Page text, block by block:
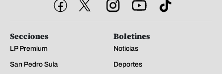
Secciones
LP Premium
San Pedro Sula
Boletines
Noticias
Deportes